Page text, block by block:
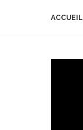
ACCUEIL